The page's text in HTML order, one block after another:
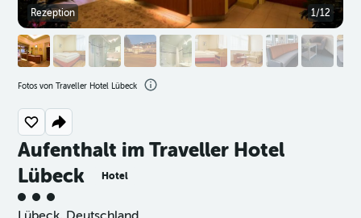
Aufenthalt im Traveller Hotel
Lübeck
Hotel
Bewertungskategorie 3
Rezeption 1/12
Fotos von Traveller Hotel Lübeck